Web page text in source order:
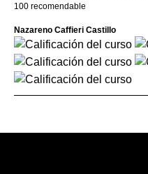
100 recomendable
Nazareno Caffieri Castillo